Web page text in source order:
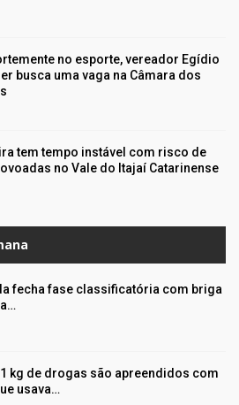
no esporte, vereador Egídio
busca uma vaga na Câmara dos
tem tempo instável com risco de
no Vale do Itajaí Catarinense
fecha fase classificatória com briga
kg de drogas são apreendidos com
usava…